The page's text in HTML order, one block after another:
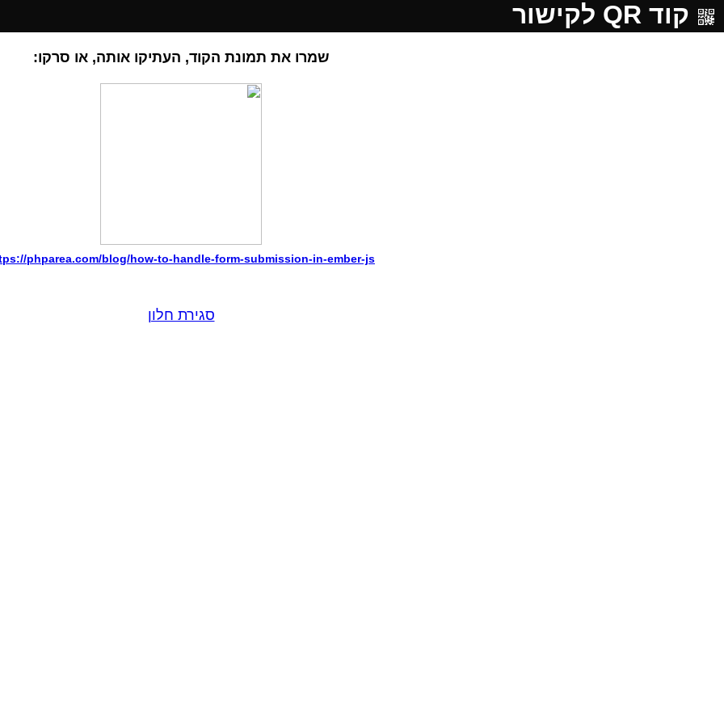
קוד QR לקישור
שמרו את תמונת הקוד, העתיקו אותה, או סרקו:
phparea.com/blog/how-to-handle-form-submission-in-ember-js
סגירת חלון